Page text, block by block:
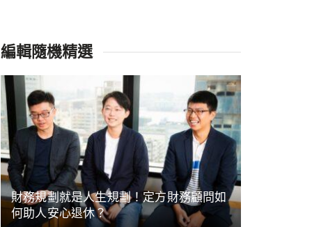
編輯隨機精選
財務規劃就是人生規劃！定方財務顧問如
何助人安心退休？